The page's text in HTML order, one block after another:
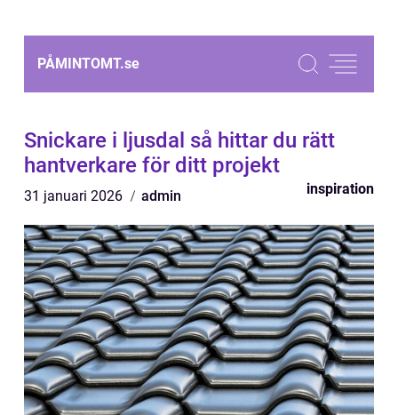
PÅMINTOMT.se
Snickare i ljusdal så hittar du rätt
hantverkare för ditt projekt
31 januari 2026 admin inspiration